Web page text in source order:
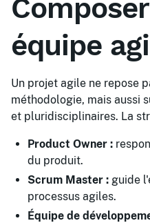
équipe
Un projet agile ne repose
méthodologie, mais aussi
et pluridisciplinaires. La
Product Owner :
du produit.
Scrum Master : guide
processus agiles.
Équipe de